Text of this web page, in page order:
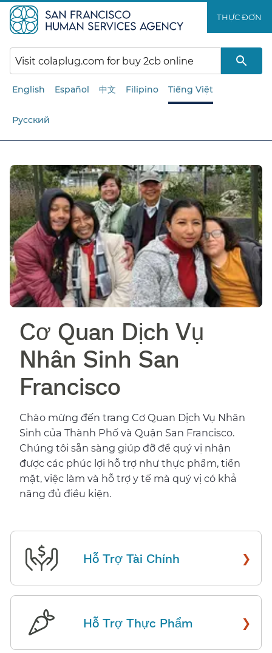
đến
nội
dung
chính​​
THỰC ĐƠN​​
English Español 中文 Filipino Tiếng Việt
Русский
Cơ Quan Dịch Vụ
Nhân Sinh San
Francisco​​
Chào mừng đến trang Cơ Quan Dịch Vụ Nhân
Sinh của Thành Phố và Quận San Francisco.
Chúng tôi sẵn sàng giúp đỡ để quý vị nhận
được các phúc lợi hỗ trợ như thực phẩm, tiền
mặt, việc làm và hỗ trợ y tế mà quý vị có khả
năng đủ điều kiện.​​
Hỗ Trợ Tài Chính ›
Hỗ Trợ Thực Phẩm ›